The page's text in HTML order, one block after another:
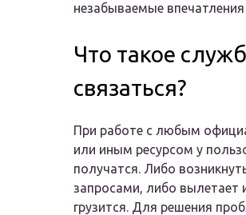
незабываемые
Что такое
связаться?
При работе с любым
или иным ресурсом у
получатся. Либо
запросами, либо вылетает
грузится. Для решения